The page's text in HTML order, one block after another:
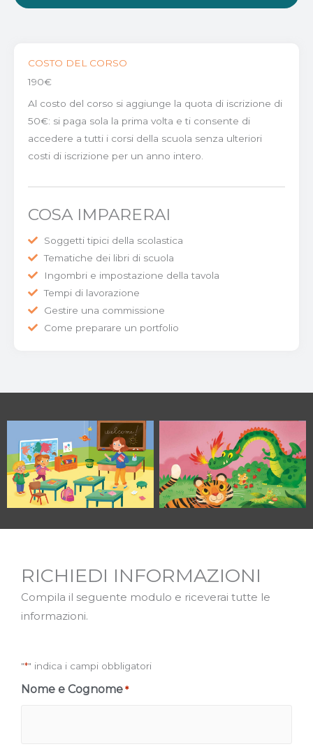
COSTO DEL CORSO
190€
Al costo del corso si aggiunge la quota di iscrizione di
50€: si paga sola la prima volta e ti consente di
accedere a tutti i corsi della scuola senza ulteriori
costi di iscrizione per un anno intero.
COSA IMPARERAI
Soggetti tipici della scolastica
Tematiche dei libri di scuola
Ingombri e impostazione della tavola
Tempi di lavorazione
Gestire una commissione
Come preparare un portfolio
RICHIEDI INFORMAZIONI
Compila il seguente modulo e riceverai tutte le
informazioni.
"*" indica i campi obbligatori
Nome e Cognome *